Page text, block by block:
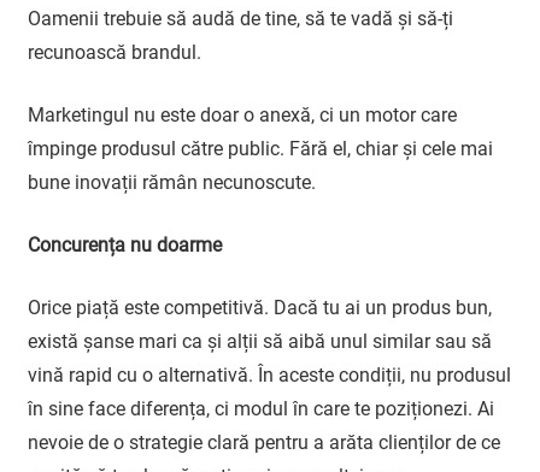
Oamenii trebuie să audă de tine, să te vadă și să-ți
recunoască brandul.
Marketingul nu este doar o anexă, ci un motor care
împinge produsul către public. Fără el, chiar și cele mai
bune inovații rămân necunoscute.
Concurența nu doarme
Orice piață este competitivă. Dacă tu ai un produs bun,
există șanse mari ca și alții să aibă unul similar sau să
vină rapid cu o alternativă. În aceste condiții, nu produsul
în sine face diferența, ci modul în care te poziționezi. Ai
nevoie de o strategie clară pentru a arăta clienților de ce